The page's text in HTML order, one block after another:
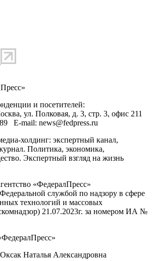
»
и посетителей:
, ул. Полковая, д. 3, стр. 3, офис 211
E-mail: news@fedpress.ru
холдинг: экспертный канал,
Политика, экономика,
Экспертный взгляд на жизнь
«ФедералПресс»
службой по надзору в сфере
технологий и массовых
21.07.2023г. за номером ИА №
Наталья Александровна